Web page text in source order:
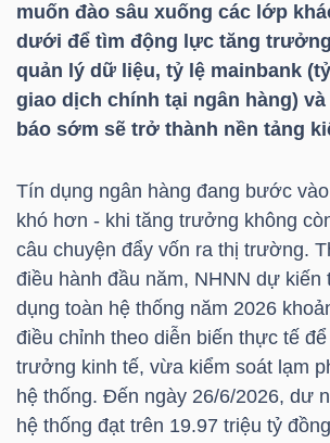
muốn đào sâu xuống các lớp
dưới để tìm động lực tăng
quản lý dữ liệu, tỷ lệ mainbank
giao dịch chính tại ngân hàng)
báo sớm sẽ trở thành nền tảng
Tín dụng ngân hàng đang bước
khó hơn - khi tăng trưởng không
câu chuyện đẩy vốn ra thị trường.
điều hành đầu năm, NHNN dự
dụng toàn hệ thống năm 2026
điều chỉnh theo diễn biến thực tế
trưởng kinh tế, vừa kiểm soát lạm
hệ thống. Đến ngày 26/6/2026, dư
hệ thống đạt trên 19.97 triệu tỷ
TÀI
CHÍNH
HÀNG
KINH
TẾ